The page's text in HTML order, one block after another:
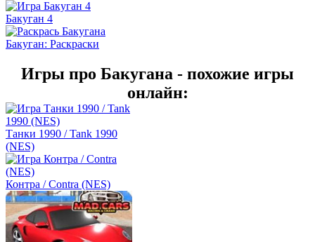
Бакуган 4
Бакуган: Раскраски
Игры про Бакугана - похожие игры
онлайн:
Танки 1990 / Tank 1990
(NES)
Контра / Contra (NES)